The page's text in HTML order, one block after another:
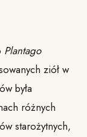
Plantago
ziół w
była
różnych
starożytnych,